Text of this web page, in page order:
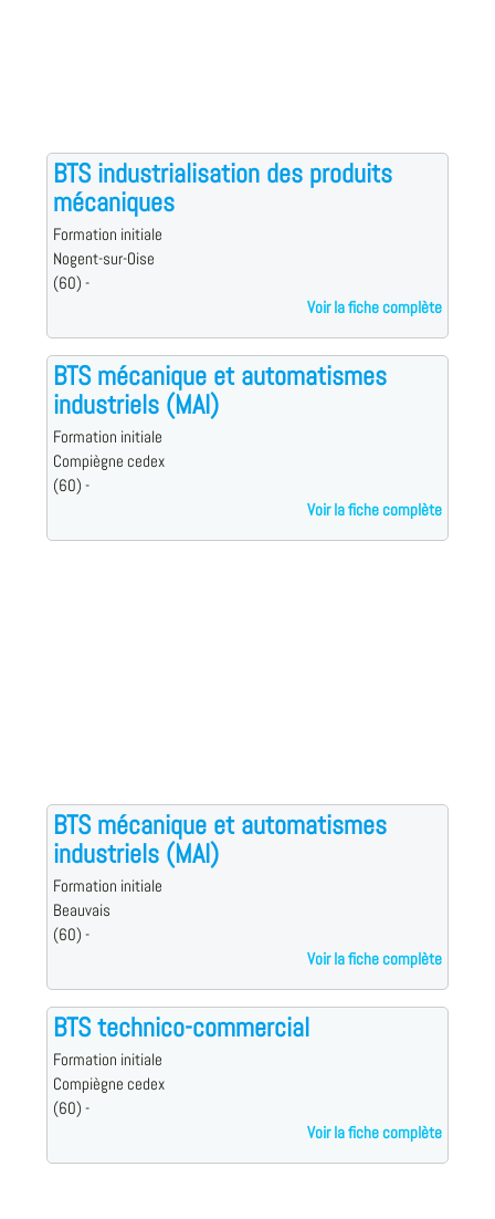
BTS industrialisation des produits
mécaniques
Formation initiale
Nogent-sur-Oise
(60) -
Voir la fiche complète
BTS mécanique et automatismes
industriels (MAI)
Formation initiale
Compiègne cedex
(60) -
Voir la fiche complète
BTS mécanique et automatismes
industriels (MAI)
Formation initiale
Beauvais
(60) -
Voir la fiche complète
BTS technico-commercial
Formation initiale
Compiègne cedex
(60) -
Voir la fiche complète